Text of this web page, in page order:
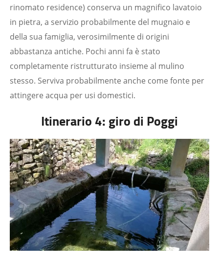
rinomato residence) conserva un magnifico lavatoio
in pietra, a servizio probabilmente del mugnaio e
della sua famiglia, verosimilmente di origini
abbastanza antiche. Pochi anni fa è stato
completamente ristrutturato insieme al mulino
stesso. Serviva probabilmente anche come fonte per
attingere acqua per usi domestici.
Itinerario 4: giro di Poggi